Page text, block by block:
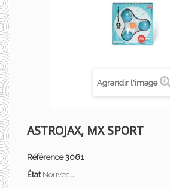
Agrandir l'image
ASTROJAX, MX SPORT
Référence 3061
État Nouveau